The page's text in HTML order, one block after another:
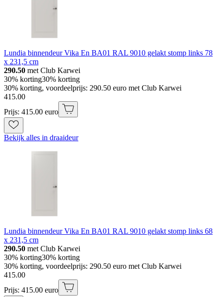
Lundia binnendeur Vika En BA01 RAL 9010 gelakt stomp links 78
x 231,5 cm
290.50 met Club Karwei
30% korting30% korting
30% korting, voordeelprijs: 290.50 euro met Club Karwei
415.00
Prijs: 415.00 euro
Bekijk alles in draaideur
Lundia binnendeur Vika En BA01 RAL 9010 gelakt stomp links 68
x 231,5 cm
290.50 met Club Karwei
30% korting30% korting
30% korting, voordeelprijs: 290.50 euro met Club Karwei
415.00
Prijs: 415.00 euro